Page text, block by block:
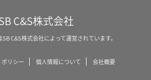
C&S株式会社
C&S株式会社によって運営されています。
リシー 個人情報について 会社概要